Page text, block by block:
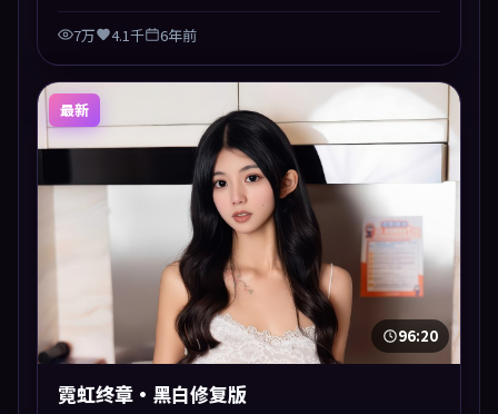
7万 4.1千 6年前
最新
96:20
霓虹终章·黑白修复版